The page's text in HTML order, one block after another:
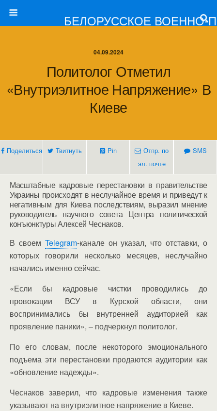
БЕЛОРУССКОЕ ВОЕННО-
04.09.2024
Политолог Отметил
«внутриэлитное Напряжение» В
Киеве
Поделиться Твитнуть Pin
Отпр. по
эл. почте
SMS
Масштабные кадровые перестановки в правительстве
Украины происходят в неслучайное время и приведут к
негативным для Киева последствиям, выразил мнение
руководитель научного совета Центра политической
конъюнктуры Алексей Чеснаков.
В своем Telegram-канале он указал, что отставки, о
которых говорили несколько месяцев, неслучайно
начались именно сейчас.
«Если бы кадровые чистки проводились до
провокации ВСУ в Курской области, они
воспринимались бы внутренней аудиторией как
проявление паники», – подчеркнул политолог.
По его словам, после некоторого эмоционального
подъема эти перестановки продаются аудитории как
«обновление надежды».
Чеснаков заверил, что кадровые изменения также
указывают на внутриэлитное напряжение в Киеве.